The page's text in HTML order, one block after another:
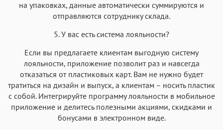
на упаковках, данные автоматически суммируются и
отправляются сотруднику склада.
5. У вас есть система лояльности?
Если вы предлагаете клиентам выгодную систему
лояльности, приложение позволит раз и навсегда
отказаться от пластиковых карт. Вам не нужно будет
тратиться на дизайн и выпуск, а клиентам – носить пластик
с собой. Интегрируйте программу лояльности в мобильное
приложение и делитесь полезными акциями, скидками и
бонусами в электронном виде.